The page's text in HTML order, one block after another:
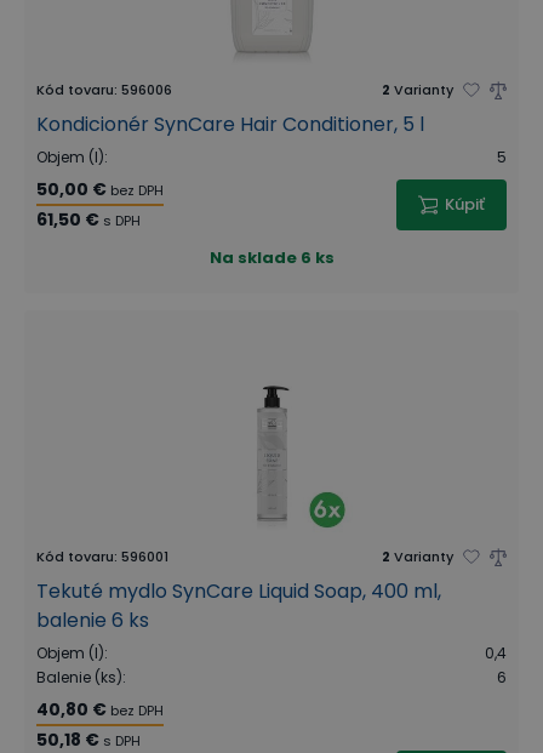
Kód tovaru: 596006 2 Varianty
Kondicionér SynCare Hair Conditioner, 5 l
Objem (l): 5
50,00 € bez DPH
61,50 € s DPH
Kúpiť
Na sklade 6 ks
Kód tovaru: 596001 2 Varianty
Tekuté mydlo SynCare Liquid Soap, 400 ml,
balenie 6 ks
Objem (l):
0,4
Balenie (ks): 6
40,80 € bez DPH
50,18 € s DPH